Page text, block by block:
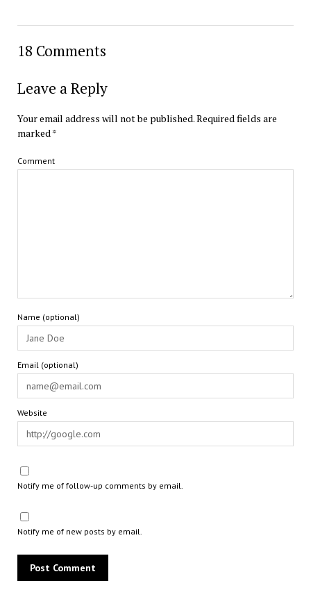
18 Comments
Leave a Reply
Your email address will not be published.Required fields are
marked*
Comment
Name (optional)
Email (optional)
Website
Notify me of follow-up comments by email.
Notify me of new posts by email.